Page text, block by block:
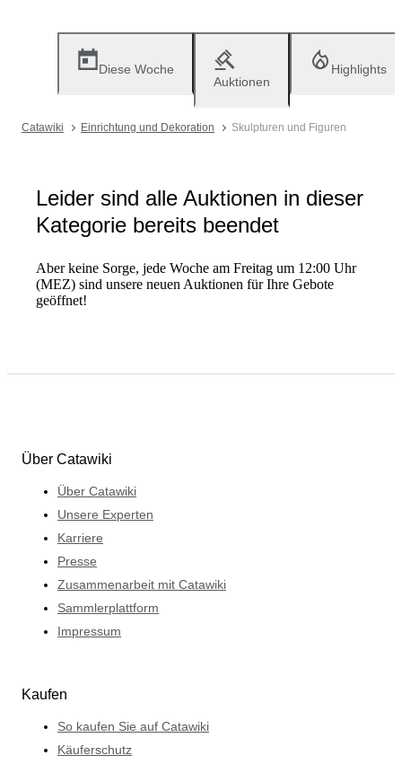
Diese Woche
Auktionen
Highlights
Catawiki Einrichtung und Dekoration Skulpturen und Figuren
Leider sind alle Auktionen in dieser
Kategorie bereits beendet
Aber keine Sorge, jede Woche am Freitag um 12:00 Uhr
(MEZ) sind unsere neuen Auktionen für Ihre Gebote
geöffnet!
Über Catawiki
Über Catawiki
Unsere Experten
Karriere
Presse
Zusammenarbeit mit Catawiki
Sammlerplattform
Impressum
Kaufen
So kaufen Sie auf Catawiki
Käuferschutz